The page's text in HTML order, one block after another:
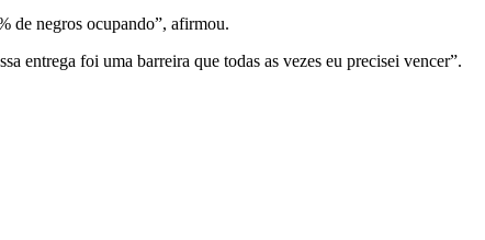
de negros ocupando”, afirmou.
entrega foi uma barreira que todas as vezes eu precisei vencer”.